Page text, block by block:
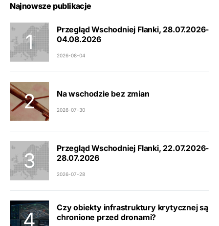
Najnowsze publikacje
Przegląd Wschodniej Flanki, 28.07.2026-
04.08.2026
2026-08-04
Na wschodzie bez zmian
2026-07-30
Przegląd Wschodniej Flanki, 22.07.2026-
28.07.2026
2026-07-28
Czy obiekty infrastruktury krytycznej są
chronione przed dronami?